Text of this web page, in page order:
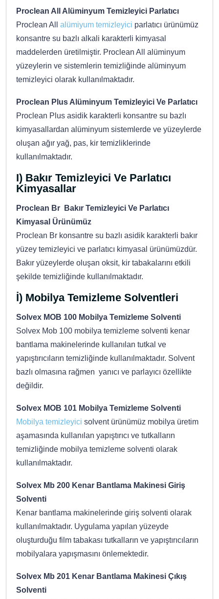
Proclean All Alüminyum Temizleyici Parlatıcı
Proclean All alümiyum temizleyici parlatıcı ürünümüz
konsantre su bazlı alkali karakterli kimyasal
maddelerden üretilmiştir. Proclean All alüminyum
yüzeylerin ve sistemlerin temizliğinde alüminyum
temizleyici olarak kullanılmaktadır.
Proclean Plus Alüminyum Temizleyici Ve Parlatıcı
Proclean Plus asidik karakterli konsantre su bazlı
kimyasallardan alüminyum sistemlerde ve yüzeylerde
oluşan ağır yağ, pas, kir temizliklerinde
kullanılmaktadır.
I) Bakır Temizleyici Ve Parlatıcı
Kimyasallar
Proclean Br Bakır Temizleyici Ve Parlatıcı
Kimyasal Ürünümüz
Proclean Br konsantre su bazlı asidik karakterli bakır
yüzey temizleyici ve parlatıcı kimyasal ürünümüzdür.
Bakır yüzeylerde oluşan oksit, kir tabakalarını etkili
şekilde temizliğinde kullanılmaktadır.
İ) Mobilya Temizleme Solventleri
Solvex MOB 100 Mobilya Temizleme Solventi
Solvex Mob 100 mobilya temizleme solventi kenar
bantlama makinelerinde kullanılan tutkal ve
yapıştırıcıların temizliğinde kullanılmaktadır. Solvent
bazlı olmasına rağmen yanıcı ve parlayıcı özellikte
değildir.
Solvex MOB 101 Mobilya Temizleme Solventi
Mobilya temizleyici solvent ürünümüz mobilya üretim
aşamasında kullanılan yapıştırıcı ve tutkalların
temizliğinde mobilya temizleme solventi olarak
kullanılmaktadır.
Solvex Mb 200 Kenar Bantlama Makinesi Giriş
Solventi
Kenar bantlama makinelerinde giriş solventi olarak
kullanılmaktadır. Uygulama yapılan yüzeyde
oluşturduğu film tabakası tutkalların ve yapıştırıcıların
mobilyalara yapışmasını önlemektedir.
Solvex Mb 201 Kenar Bantlama Makinesi Çıkış
Solventi